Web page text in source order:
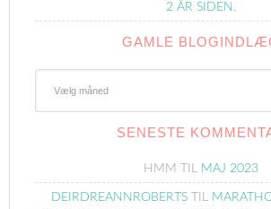
2 ÅR SIDEN.
GAMLE
SENESTE
HMM TIL MAJ 2023
DEIRDREANNROBERTSTIL